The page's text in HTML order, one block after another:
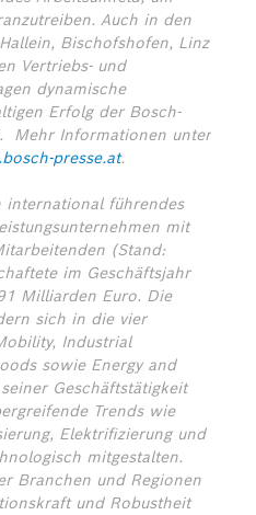
Auch in den
Bischofshofen, Linz
Vertriebs- und
dynamische
Erfolg der Bosch-
Mehr Informationen unter
presse.at.
international führendes
mit
(Stand:
im Geschäftsjahr
Milliarden Euro. Die
sich in die vier
Industrial
sowie Energy and
Geschäftstätigkeit
Trends wie
Elektrifizierung und
mitgestalten.
Branchen und Regionen
und Robustheit